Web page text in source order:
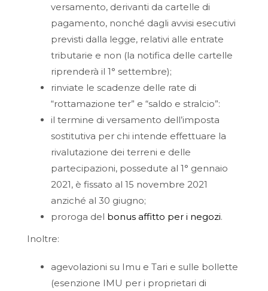
versamento, derivanti da cartelle di
pagamento, nonché dagli avvisi esecutivi
previsti dalla legge, relativi alle entrate
tributarie e non (la notifica delle cartelle
riprenderà il 1° settembre);
rinviate le scadenze delle rate di
“rottamazione ter” e “saldo e stralcio”:
il termine di versamento dell’imposta
sostitutiva per chi intende effettuare la
rivalutazione dei terreni e delle
partecipazioni, possedute al 1° gennaio
2021, è fissato al 15 novembre 2021
anziché al 30 giugno;
proroga del bonus affitto per i negozi.
Inoltre:
agevolazioni su Imu e Tari e sulle bollette
(esenzione IMU per i proprietari di